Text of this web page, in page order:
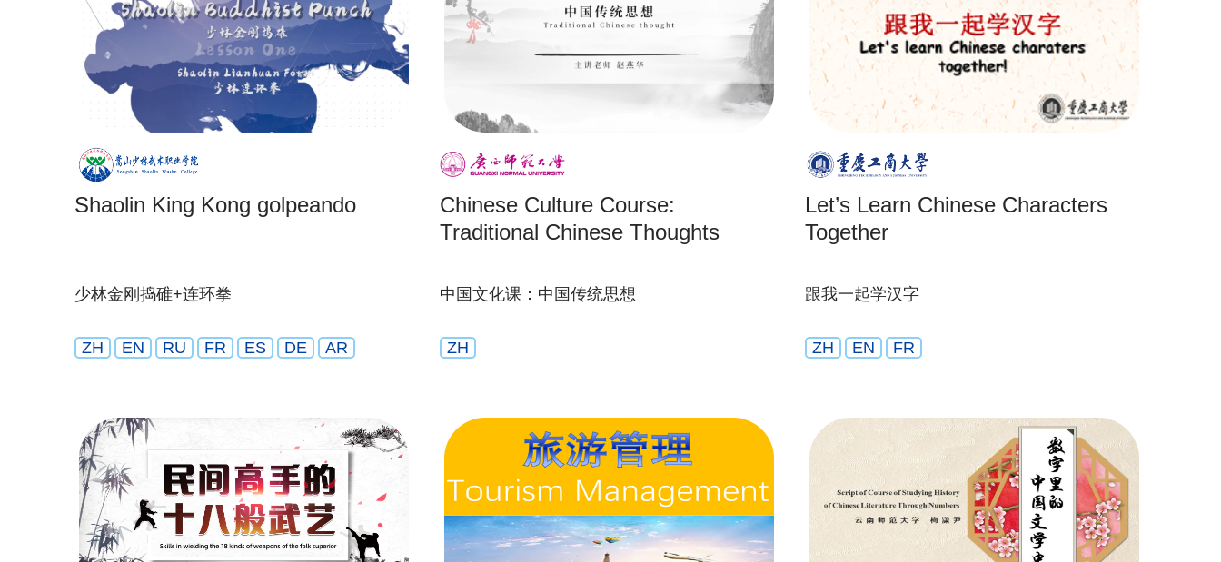
Shaolin King Kong golpeando
少林金刚捣碓+连环拳
ZH EN RU FR ES DE AR
Chinese Culture Course:
Traditional Chinese Thoughts
中国文化课：中国传统思想
ZH
Let’s Learn Chinese Characters
Together
跟我一起学汉字
ZH EN FR